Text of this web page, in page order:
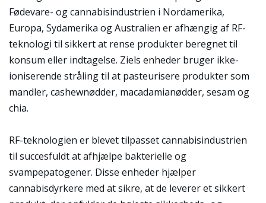
Fødevare- og cannabisindustrien i Nordamerika,
Europa, Sydamerika og Australien er afhængig af RF-
teknologi til sikkert at rense produkter beregnet til
konsum eller indtagelse. Ziels enheder bruger ikke-
ioniserende stråling til at pasteurisere produkter som
mandler, cashewnødder, macadamianødder, sesam og
chia.
RF-teknologien er blevet tilpasset cannabisindustrien
til succesfuldt at afhjælpe bakterielle og
svampepatogener. Disse enheder hjælper
cannabisdyrkere med at sikre, at de leverer et sikkert